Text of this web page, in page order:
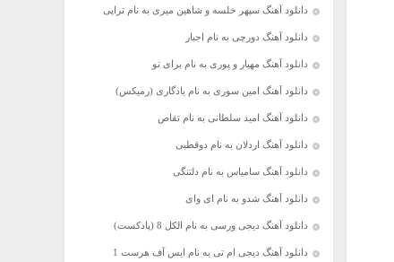
دانلود آهنگ سپهر خلسه و شاهین میری به نام تراپی
دانلود آهنگ دورچی به نام اجبار
دانلود آهنگ مهیار و پوری به نام برای تو
دانلود آهنگ امین سوری به نام یادگاری (رمیکس)
دانلود آهنگ امید سلطانی به نام تقاص
دانلود آهنگ اردلان به نام دوقطبی
دانلود آهنگ سامیاس به نام دلتنگی
دانلود آهنگ شدو به نام ای وای
دانلود آهنگ دیجی ورسی به نام الکل 8 (پادکست)
دانلود آهنگ دیجی ام تی به نام ایس آف هرست 1